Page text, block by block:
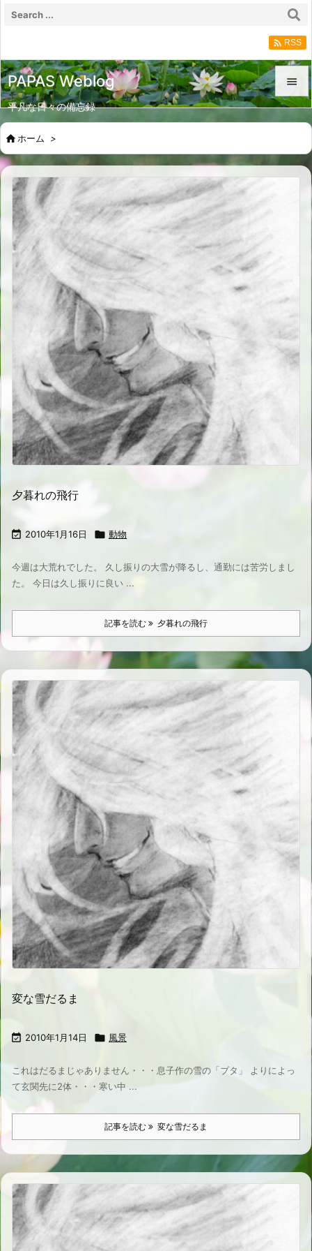
PAPAS Weblog
平凡な日々の備忘録


メニュ

 RSS
ホーム >
夕暮れの飛行
 2010年1月16日  動物
今週は大荒れでした。 久し振りの大雪が降るし、通勤には苦労しまし
た。 今日は久し振りに良い ...
記事を読む 夕暮れの飛行
変な雪だるま
 2010年1月14日  風景
これはだるまじゃありません・・・息子作の雪の「ブタ」 よりによっ
て玄関先に2体・・・寒い中 ...
記事を読む 変な雪だるま